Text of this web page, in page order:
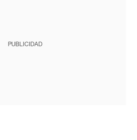
PUBLICIDAD